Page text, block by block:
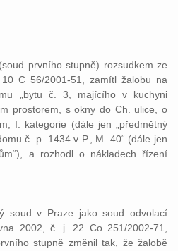
prvního stupně) rozsudkem ze
C 56/2001-51, zamítl žalobu na
„bytu č. 3, majícího v kuchyni
prostorem, s okny do Ch. ulice, o
I. kategorie (dále jen „předmětný
č. p. 1434 v P., M. 40“ (dále jen
a rozhodl o nákladech řízení
soud v Praze jako soud odvolací
2002, č. j. 22 Co 251/2002-71,
stupně změnil tak, že žalobě